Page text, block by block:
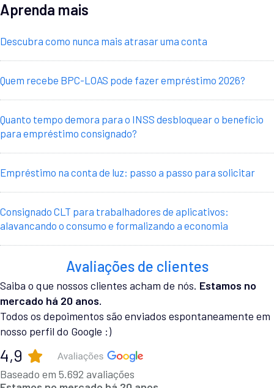
Aprenda mais
Descubra como nunca mais atrasar uma conta
Quem recebe BPC-LOAS pode fazer empréstimo 2026?
Quanto tempo demora para o INSS desbloquear o benefício
para empréstimo consignado?
Empréstimo na conta de luz: passo a passo para solicitar
Consignado CLT para trabalhadores de aplicativos:
alavancando o consumo e formalizando a economia
Avaliações de clientes
Saiba o que nossos clientes acham de nós. Estamos no
mercado há 20 anos.
Todos os depoimentos são enviados espontaneamente em
nosso perfil do Google :)
4,9
Baseado em 5.692 avaliações